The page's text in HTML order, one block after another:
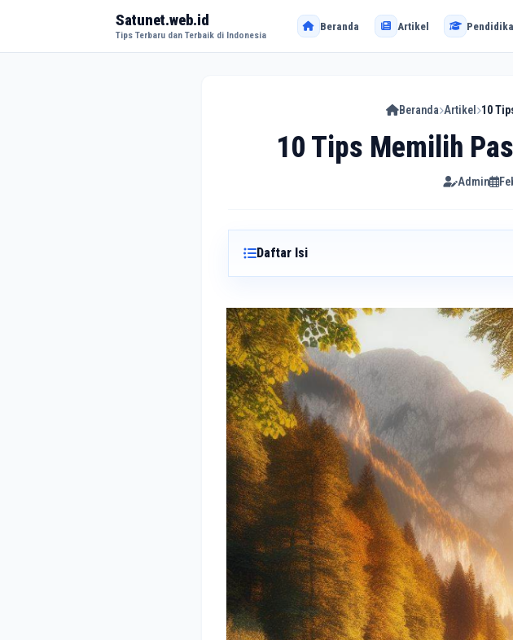
Satunet.web.id
Tips Terbaru dan Terbaik di Indonesia
Beranda Artikel
Beranda Artikel 10
10 Tips Memilih
Admin
Daftar Isi
1. Kenali diri sendiri
2. Cari tahu latar belakangnya
3. Perhatikan perilakunya
4. Komunikasikan harapan dan ekspektasi
5. Lakukan tes kecocokan
6. Temukan kesamaan minat
7. Hormati perbedaan pendapat
8. Kembangkan hubungan dengan keluarganya
9. Berdoa dan minta petunjuk Tuhan
10. Dengarkan hati nurani